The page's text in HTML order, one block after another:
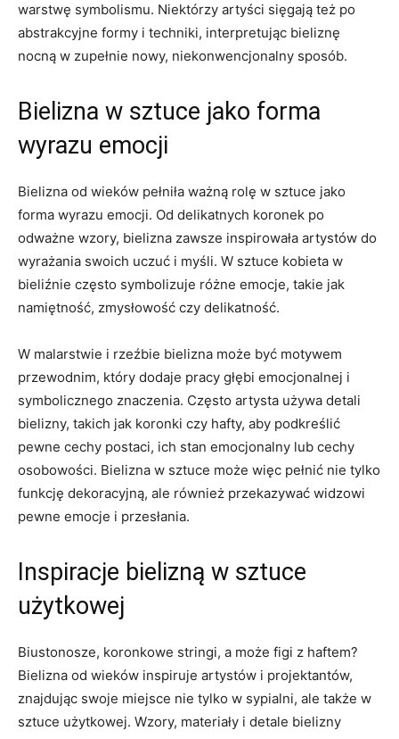
warstwę symbolismu. Niektórzy artyści sięgają też po ​
abstrakcyjne formy i techniki,‍ interpretując bieliznę
nocną w‍ zupełnie ⁣nowy, niekonwencjonalny sposób.
Bielizna ⁤w ​sztuce jako⁣ forma
wyrazu⁤ emocji
Bielizna od wieków pełniła ⁣ważną rolę w⁢ sztuce jako
forma‍ wyrazu emocji. Od delikatnych⁣ koronek po
odważne ⁢wzory, bielizna‌ zawsze⁤ inspirowała‌ artystów do
wyrażania swoich‌ uczuć i myśli. W sztuce kobieta⁣ w
bieliźnie​ często‌ symbolizuje różne⁢ emocje, takie jak
⁤namiętność,⁢ zmysłowość czy delikatność.
W malarstwie i⁢ rzeźbie bielizna ⁤może być motywem
przewodnim, ⁤który dodaje pracy głębi emocjonalnej i
symbolicznego znaczenia. Często artysta używa detali
bielizny, takich jak koronki ​czy hafty, aby podkreślić
pewne cechy postaci,‌ ich ‌stan⁣ emocjonalny lub cechy
osobowości. Bielizna w ​sztuce może więc pełnić nie tylko
funkcję dekoracyjną, ale również przekazywać widzowi
pewne emocje ‌i ⁢przesłania.
Inspiracje bielizną⁤ w sztuce
użytkowej
Biustonosze, koronkowe stringi,⁤ a może figi z haftem?
Bielizna⁢ od ‍wieków inspiruje artystów i projektantów,
znajdując swoje miejsce nie tylko ​w ​sypialni,‌ ale ⁤także ‌w
sztuce użytkowej. Wzory, materiały i detale bielizny